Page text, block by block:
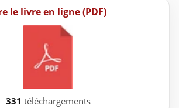
le livre en ligne (PDF)
331 téléchargements